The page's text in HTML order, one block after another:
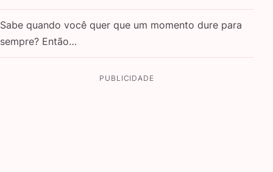
Sabe quando você quer que um momento dure para
sempre? Então…
PUBLICIDADE